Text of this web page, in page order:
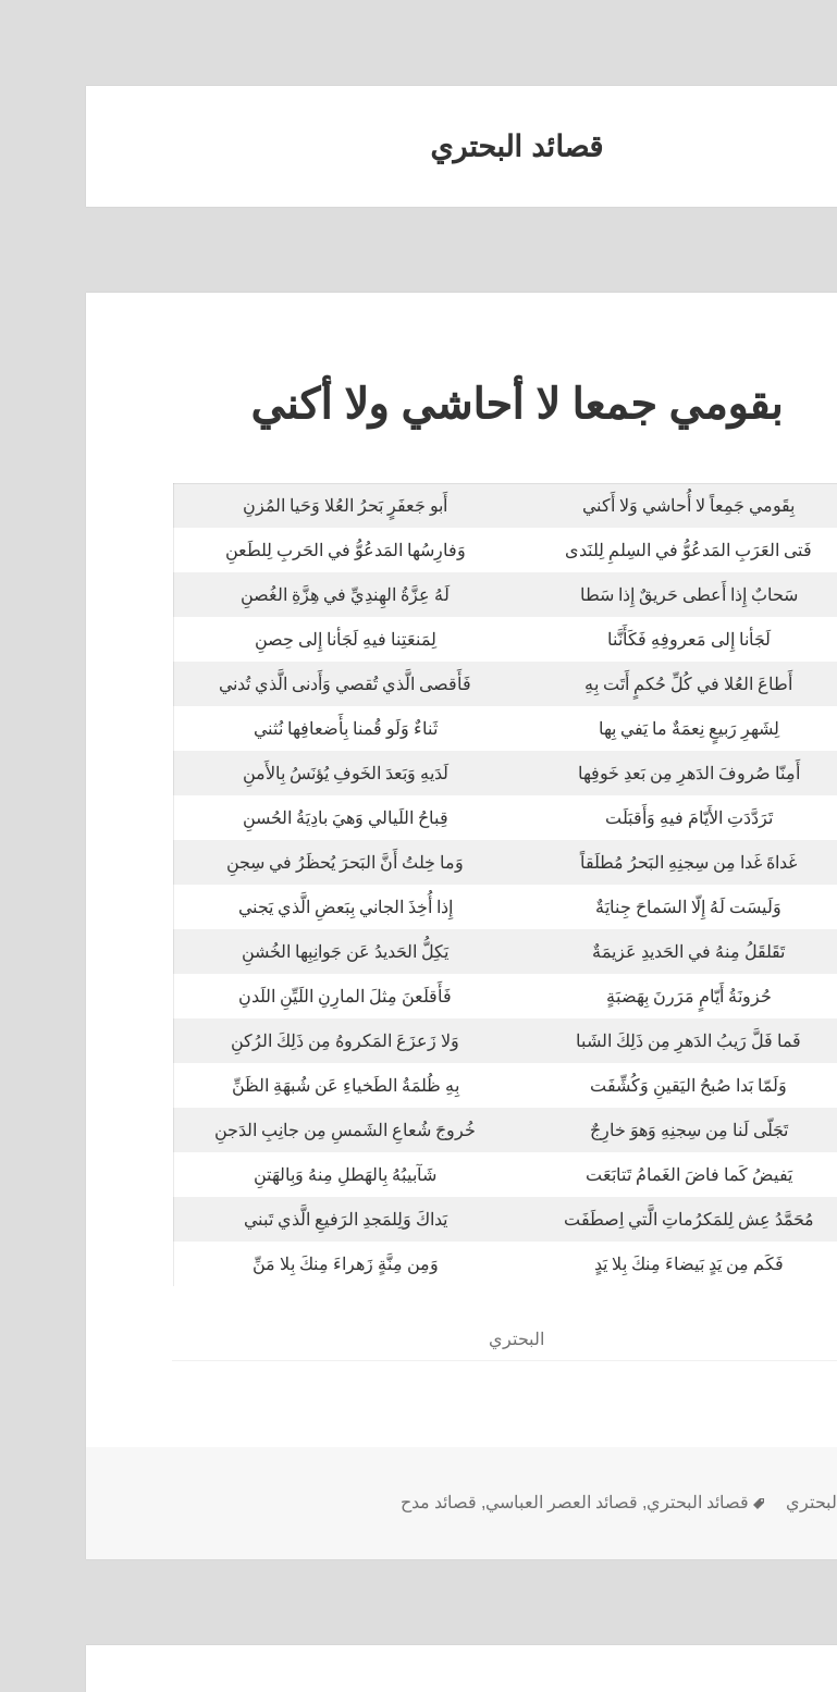
قصائد البحتري
بقومي جمعا لا أحاشي ولا أكني
بِقَومي جَمِعاً لا أُحاشي وَلا أَكني أَبو جَعفَرٍ بَحرُ العُلا وَحَيا المُزنِ
فَتى العَرَبِ المَدعُوُّ في السِلمِ لِلنَدى وَفارِسُها المَدعُوُّ في الحَربِ لِلطَعنِ
سَحابٌ إِذا أَعطى حَريقٌ إِذا سَطا لَهُ عِزَّةُ الهِندِيِّ في هِزَّةِ الغُصنِ
لَجَأنا إِلى مَعروفِهِ فَكَأَنَّنا لِمَنعَتِنا فيهِ لَجَأنا إِلى حِصنِ
أَطاعَ العُلا في كُلِّ حُكمٍ أَتَت بِهِ فَأَقصى الَّذي تُقصي وَأَدنى الَّذي تُدني
لِشَهرِ رَبيعٍ نِعمَةٌ ما يَفي بِها ثَناءٌ وَلَو قُمنا بِأَضعافِها نُثني
أَمِنّا صُروفَ الدَهرِ مِن بَعدِ خَوفِها لَدَيهِ وَبَعدَ الخَوفِ يُؤنَسُ بِالأَمنِ
تَرَدَّدَتِ الأَيّامَ فيهِ وَأَقبَلَت قِباحُ اللَيالي وَهيَ بادِيَةُ الحُسنِ
غَداةَ غَدا مِن سِجنِهِ البَحرُ مُطلَقاً وَما خِلتُ أَنَّ البَحرَ يُحظَرُ في سِجنِ
وَلَيسَت لَهُ إِلّا السَماحَ جِنايَةٌ إِذا أُخِذَ الجاني بِبَعضِ الَّذي يَجني
تَقَلقَلُ مِنهُ في الحَديدِ عَزيمَةٌ يَكِلُّ الحَديدُ عَن جَوانِبِها الخُشنِ
حُزونَةُ أَيّامٍ مَرَرنَ بِهَضبَةٍ فَأَقلَعنَ مِثلَ المارِنِ اللَيِّنِ اللَدنِ
فَما فَلَّ رَيبُ الدَهرِ مِن ذَلِكَ الشَبا وَلا زَعزَعَ المَكروهُ مِن ذَلِكَ الرُكنِ
وَلَمّا بَدا صُبحُ اليَقينِ وَكُشِّفَت بِهِ ظُلمَةُ الطَخياءِ عَن شُبهَةِ الظَنِّ
تَجَلّى لَنا مِن سِجنِهِ وَهوَ خارِجٌ خُروجَ شُعاعِ الشَمسِ مِن جانِبِ الدَجنِ
يَفيضُ كَما فاضَ الغَمامُ تَتابَعَت شَآبيبُهُ بِالهَطلِ مِنهُ وَبِالهَتنِ
مُحَمَّدُ عِش لِلمَكرُماتِ الَّتي اِصطَفَت يَداكَ وَلِلمَجدِ الرَفيعِ الَّذي تَبني
فَكَم مِن يَدٍ بَيضاءَ مِنكَ بِلا يَدٍ وَمِن مِنَّةٍ زَهراءَ مِنكَ بِلا مَنِّ
البحتري
البحتري قصائد البحتري, قصائد العصر العباسي, قصائد مدح